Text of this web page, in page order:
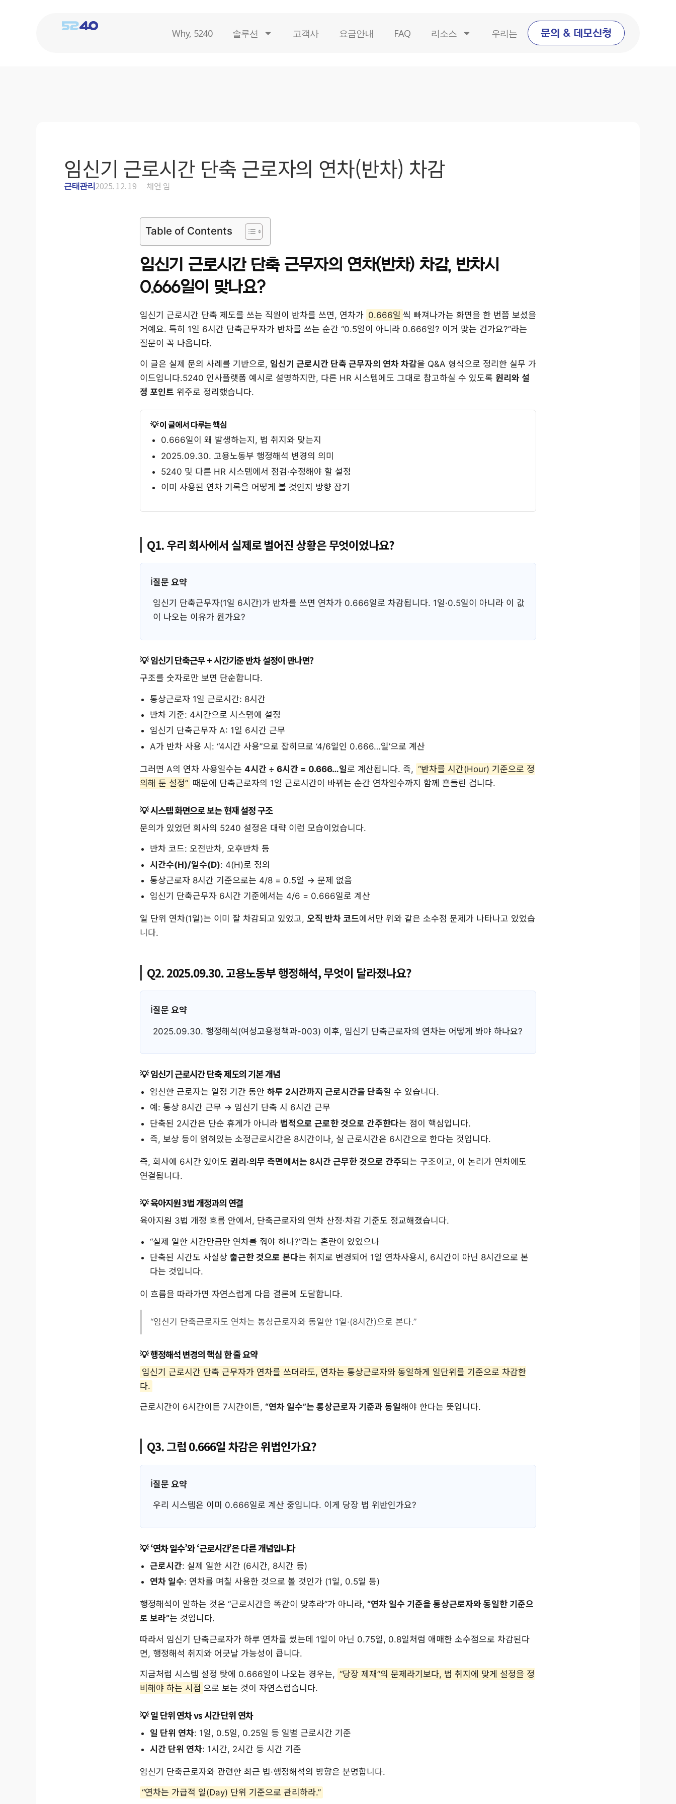
Why, 5240 솔루션 고객사 요금안내 FAQ 리소스 우리는 문의 & 데모신청
Table of Contents
임신기 근로시간 단축 근무자의 연차(반차) 차감, 반차시
0.666일이 맞나요?
임신기 근로시간 단축 제도를 쓰는 직원이 반차를 쓰면, 연차가 0.666일 씩 빠져나가는 화면을 한 번쯤 보셨을
거예요. 특히 1일 6시간 단축근무자가 반차를 쓰는 순간 “0.5일이 아니라 0.666일? 이거 맞는 건가요?”라는
질문이 꼭 나옵니다.
이 글은 실제 문의 사례를 기반으로, 임신기 근로시간 단축 근무자의 연차 차감을 Q&A 형식으로 정리한 실무 가
이드입니다.5240 인사플랫폼 예시로 설명하지만, 다른 HR 시스템에도 그대로 참고하실 수 있도록 원리와 설
정 포인트 위주로 정리했습니다.
이 글에서 다루는 핵심
0.666일이 왜 발생하는지, 법 취지와 맞는지
2025.09.30. 고용노동부 행정해석 변경의 의미
5240 및 다른 HR 시스템에서 점검·수정해야 할 설정
이미 사용된 연차 기록을 어떻게 볼 것인지 방향 잡기
Q1. 우리 회사에서 실제로 벌어진 상황은 무엇이었나요?
질문 요약
임신기 단축근무자(1일 6시간)가 반차를 쓰면 연차가 0.666일로 차감됩니다. 1일·0.5일이 아니라 이 값
이 나오는 이유가 뭔가요?
임신기 단축근무 + 시간기준 반차 설정이 만나면?
구조를 숫자로만 보면 단순합니다.
통상근로자 1일 근로시간: 8시간
반차 기준: 4시간으로 시스템에 설정
임신기 단축근무자 A: 1일 6시간 근무
A가 반차 사용 시: “4시간 사용”으로 잡히므로 ‘4/6일인 0.666…일’으로 계산
그러면 A의 연차 사용일수는 4시간 ÷ 6시간 = 0.666…일로 계산됩니다. 즉, “반차를 시간(Hour) 기준으로 정
의해 둔 설정” 때문에 단축근로자의 1일 근로시간이 바뀌는 순간 연차일수까지 함께 흔들린 겁니다.
시스템 화면으로 보는 현재 설정 구조
문의가 있었던 회사의 5240 설정은 대략 이런 모습이었습니다.
반차 코드: 오전반차, 오후반차 등
시간수(H)/일수(D): 4(H)로 정의
통상근로자 8시간 기준으로는 4/8 = 0.5일 → 문제 없음
임신기 단축근무자 6시간 기준에서는 4/6 = 0.666일로 계산
일 단위 연차(1일)는 이미 잘 차감되고 있었고, 오직 반차 코드에서만 위와 같은 소수점 문제가 나타나고 있었습
니다.
Q2. 2025.09.30. 고용노동부 행정해석, 무엇이 달라졌나요?
질문 요약
2025.09.30. 행정해석(여성고용정책과-003) 이후, 임신기 단축근로자의 연차는 어떻게 봐야 하나요?
임신기 근로시간 단축 제도의 기본 개념
임신한 근로자는 일정 기간 동안하루 2시간까지 근로시간을 단축할 수 있습니다.
예: 통상 8시간 근무 → 임신기 단축 시 6시간 근무
단축된 2시간은 단순 휴게가 아니라 법적으로 근로한 것으로 간주한다는 점이 핵심입니다.
즉, 보상 등이 얽혀있는 소정근로시간은 8시간이나, 실 근로시간은 6시간으로 한다는 것입니다.
즉, 회사에 6시간 있어도 권리·의무 측면에서는 8시간 근무한 것으로 간주되는 구조이고, 이 논리가 연차에도
연결됩니다.
육아지원 3법 개정과의 연결
육아지원 3법 개정 흐름 안에서, 단축근로자의 연차 산정·차감 기준도 정교해졌습니다.
“실제 일한 시간만큼만 연차를 줘야 하나?”라는 혼란이 있었으나
단축된 시간도 사실상출근한 것으로 본다는 취지로 변경되어 1일 연차사용시, 6시간이 아닌 8시간으로 본
다는 것입니다.
이 흐름을 따라가면 자연스럽게 다음 결론에 도달합니다.
“임신기 단축근로자도 연차는 통상근로자와 동일한 1일·(8시간)으로 본다.”
행정해석 변경의 핵심 한 줄 요약
임신기 근로시간 단축 근무자가 연차를 쓰더라도, 연차는 통상근로자와 동일하게 일단위를 기준으로 차감한
다.
근로시간이 6시간이든 7시간이든, “연차 일수”는 통상근로자 기준과 동일해야 한다는 뜻입니다.
Q3. 그럼 0.666일 차감은 위법인가요?
질문 요약
우리 시스템은 이미 0.666일로 계산 중입니다. 이게 당장 법 위반인가요?
‘연차 일수’와 ‘근로시간’은 다른 개념입니다
근로시간: 실제 일한 시간 (6시간, 8시간 등)
연차 일수: 연차를 며칠 사용한 것으로 볼 것인가 (1일, 0.5일 등)
행정해석이 말하는 것은 “근로시간을 똑같이 맞추라”가 아니라, “연차 일수 기준을 통상근로자와 동일한 기준으
로 보라”는 것입니다.
따라서 임신기 단축근로자가 하루 연차를 썼는데 1일이 아닌 0.75일, 0.8일처럼 애매한 소수점으로 차감된다
면, 행정해석 취지와 어긋날 가능성이 큽니다.
지금처럼 시스템 설정 탓에 0.666일이 나오는 경우는, “당장 제재”의 문제라기보다, 법 취지에 맞게 설정을 정
비해야 하는 시점 으로 보는 것이 자연스럽습니다.
일 단위 연차 vs 시간 단위 연차
일 단위 연차: 1일, 0.5일, 0.25일 등 일별 근로시간 기준
시간 단위 연차: 1시간, 2시간 등 시간 기준
임신기 단축근로자와 관련한 최근 법·행정해석의 방향은 분명합니다.
“연차는 가급적 일(Day) 단위 기준으로 관리하라.”
임신기 근로시간 단축 근로자의 연차(반차) 차감
근태관리2025. 12. 19 채연 임